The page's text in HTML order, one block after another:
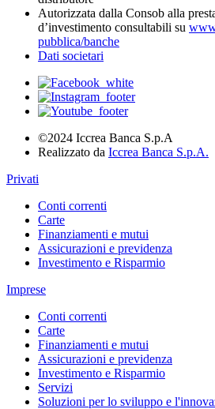
Autorizzata dalla Consob alla
d’investimento consultabili su
pubblica/banche
Dati societari
©2024 Iccrea Banca S.p.A
Realizzato da Iccrea Banca S.p.A.
Privati
Conti correnti
Carte
Finanziamenti e mutui
Assicurazioni e previdenza
Investimento e Risparmio
Imprese
Conti correnti
Carte
Finanziamenti e mutui
Assicurazioni e previdenza
Investimento e Risparmio
Servizi
Soluzioni per lo sviluppo e